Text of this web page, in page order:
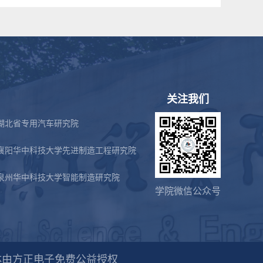
北省专用汽车研究院
阳华中科技大学先进制造工程研究院
州华中科技大学智能制造研究院
关注我们
学院微信公众号
方正电子免费公益授权